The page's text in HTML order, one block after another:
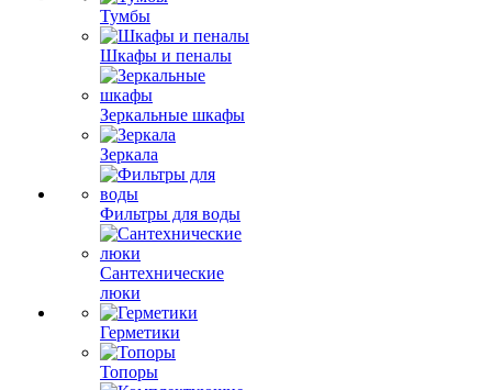
Тумбы
Шкафы и пеналы
Зеркальные шкафы
Зеркала
Фильтры для воды
Сантехнические
люки
Герметики
Топоры